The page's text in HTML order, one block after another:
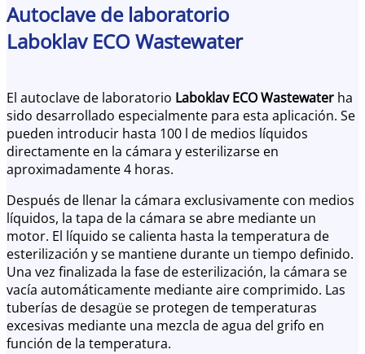
Autoclave de laboratorio
Laboklav ECO Wastewater
El autoclave de laboratorio Laboklav ECO Wastewater ha
sido desarrollado especialmente para esta aplicación. Se
pueden introducir hasta 100 l de medios líquidos
directamente en la cámara y esterilizarse en
aproximadamente 4 horas.
Después de llenar la cámara exclusivamente con medios
líquidos, la tapa de la cámara se abre mediante un
motor. El líquido se calienta hasta la temperatura de
esterilización y se mantiene durante un tiempo definido.
Una vez finalizada la fase de esterilización, la cámara se
vacía automáticamente mediante aire comprimido. Las
tuberías de desagüe se protegen de temperaturas
excesivas mediante una mezcla de agua del grifo en
función de la temperatura.